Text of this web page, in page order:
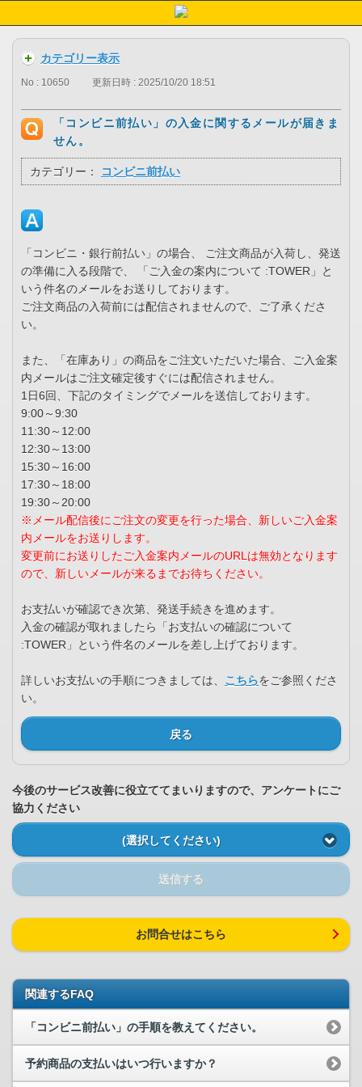
カテゴリー表示
No : 10650 更新日時 : 2025/10/20 18:51
「コンビニ前払い」の入金に関するメールが届きま
せん。
カテゴリー： コンビニ前払い
「コンビニ・銀行前払い」の場合、 ご注文商品が入荷し、発送
の準備に入る段階で、 「ご入金の案内について :TOWER」と
いう件名のメールをお送りしております。
ご注文商品の入荷前には配信されませんので、ご了承くださ
い。
また、「在庫あり」の商品をご注文いただいた場合、ご入金案
内メールはご注文確定後すぐには配信されません。
1日6回、下記のタイミングでメールを送信しております。
9:00～9:30
11:30～12:00
12:30～13:00
15:30～16:00
17:30～18:00
19:30～20:00
※メール配信後にご注文の変更を行った場合、新しいご入金案
内メールをお送りします。
変更前にお送りしたご入金案内メールのURLは無効となります
ので、新しいメールが来るまでお待ちください。
お支払いが確認でき次第、発送手続きを進めます。
入金の確認が取れましたら「お支払いの確認について
:TOWER」という件名のメールを差し上げております。
詳しいお支払いの手順につきましては、 こちらをご参照くださ
い。
戻る
今後のサービス改善に役立ててまいりますので、アンケートにご
協力ください
(選択してください)
送信する
お問合せはこちら
関連するFAQ
「コンビニ前払い」の手順を教えてください。
予約商品の支払いはいつ行いますか？